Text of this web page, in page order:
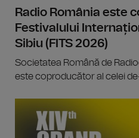
Radio România este
Festivalului
Sibiu (FITS 2026)
Societatea Română de
este coproducător al celei de-